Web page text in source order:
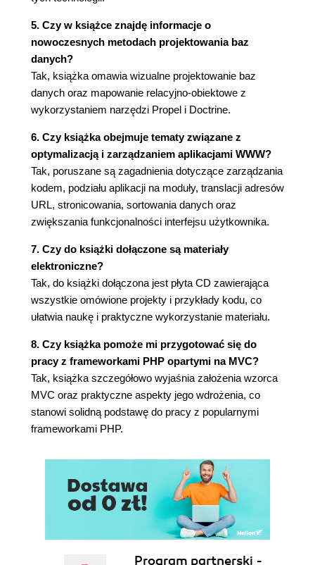
Konwersja pliku .mwb do formatu Doctrine YML
(101)
db-frame-tool (101)
Propel - generowanie klas dostępu do bazy (102)
ORM Propel - pierwsze kroki (104)
Zestawienie wygenerowanych klas oraz
najważniejszych metod (104)
przez Propel (105)
Doctrine - generowanie klas dostępu do bazy
(106)
ORM Doctrine - pierwsze kroki (107)
Zestawienie wygenerowanych klas oraz
najważniejszych metod (107)
Podstawy użycia klas wygenerowanych
przez Doctrine (108)
Projekt 7.1. Tatry (szablony PHP, Propel) (109)
Krok pierwszy: projekt bazy danych (110)
Krok drugi: generowanie klas dostępu do
Krok trzeci: tworzenie pustej bazy danych
(110)
Krok czwarty: wypełnianie bazy danych na
podstawie pliku tekstowego (110)
Krok piąty: zrzut wypełnionej bazy danych
(113)
zawartość bazy danych (114)
Projekt 7.2. Tatry (szablony PHP, Doctrine) (116)
Krok pierwszy: projekt bazy danych (116)
Krok drugi: generowanie klas dostępu do
bazy danych (116)
5. Czy w książce znajdę informacje o
nowoczesnych metodach projektowania baz
danych?
Tak, książka omawia wizualne projektowanie baz
danych oraz mapowanie relacyjno-obiektowe z
wykorzystaniem narzędzi Propel i Doctrine.
6. Czy książka obejmuje tematy związane z
optymalizacją i zarządzaniem aplikacjami WWW?
Tak, poruszane są zagadnienia dotyczące zarządzania
kodem, podziału aplikacji na moduły, translacji adresów
URL, stronicowania, sortowania danych oraz
zwiększania funkcjonalności interfejsu użytkownika.
7. Czy do książki dołączone są materiały
elektroniczne?
Tak, do książki dołączona jest płyta CD zawierająca
wszystkie omówione projekty i przykłady kodu, co
ułatwia naukę i praktyczne wykorzystanie materiału.
8. Czy książka pomoże mi przygotować się do
pracy z frameworkami PHP opartymi na MVC?
Tak, książka szczegółowo wyjaśnia założenia wzorca
MVC oraz praktyczne aspekty jego wdrożenia, co
stanowi solidną podstawę do pracy z popularnymi
frameworkami PHP.
Program partnerski -